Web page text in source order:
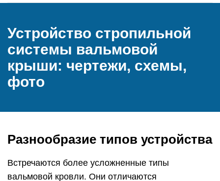
Устройство стропильной
системы вальмовой
крыши: чертежи, схемы,
фото
Разнообразие типов устройства
Встречаются более усложненные типы
вальмовой кровли. Они отличаются